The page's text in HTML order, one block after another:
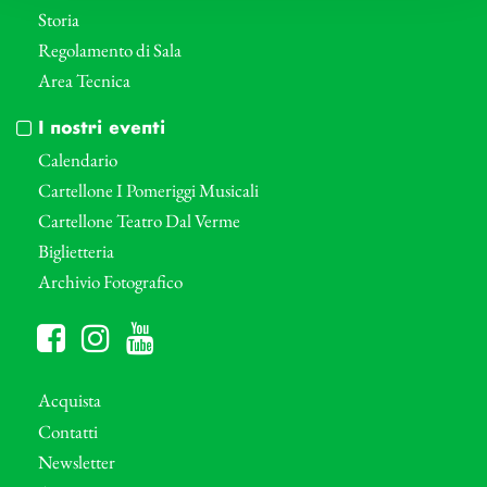
Storia
Regolamento di Sala
Area Tecnica
I nostri eventi
Calendario
Cartellone I Pomeriggi Musicali
Cartellone Teatro Dal Verme
Biglietteria
Archivio Fotografico
Acquista
Contatti
Newsletter